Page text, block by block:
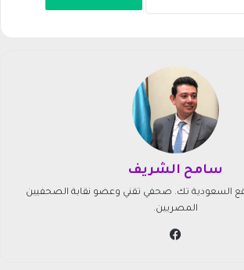
سامح الشريف
تك. صحفي تقني وعضو نقابة الصحفيين
المصريين.